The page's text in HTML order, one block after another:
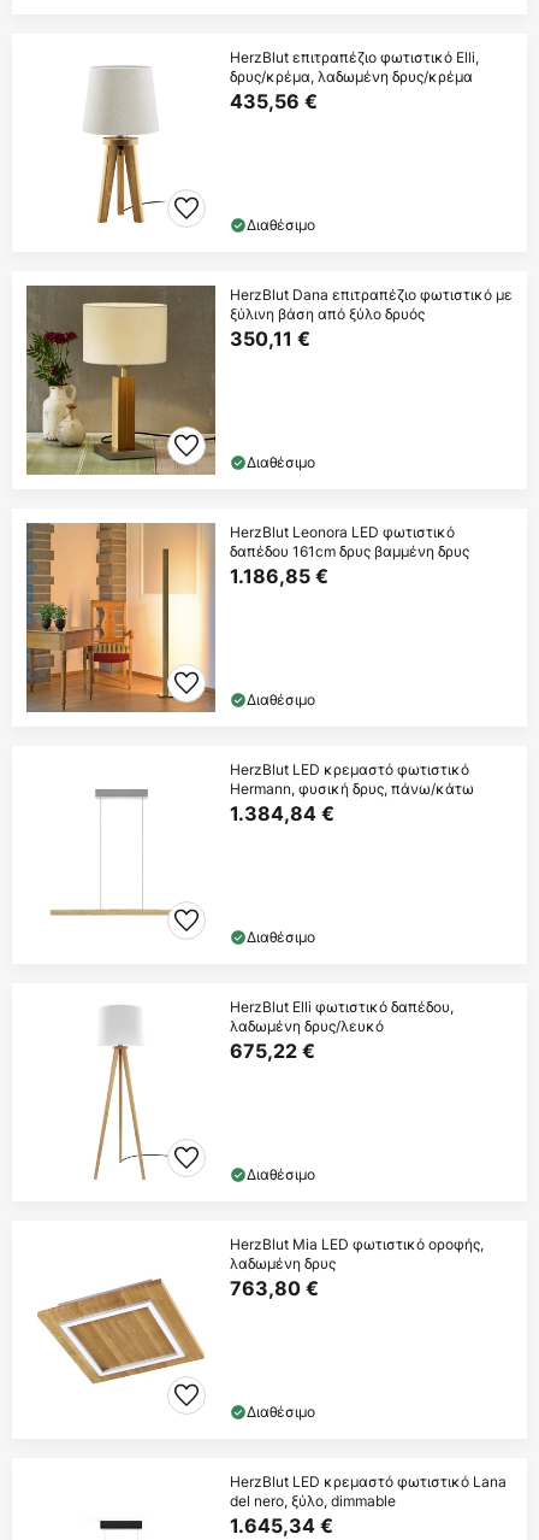
HerzBlut επιτραπέζιο φωτιστικό Elli,
δρυς/κρέμα, λαδωμένη δρυς/κρέμα
435,56 €
Διαθέσιμο
HerzBlut Dana επιτραπέζιο φωτιστικό με
ξύλινη βάση από ξύλο δρυός
350,11 €
Διαθέσιμο
HerzBlut Leonora LED φωτιστικό
δαπέδου 161cm δρυς βαμμένη δρυς
1.186,85 €
Διαθέσιμο
HerzBlut LED κρεμαστό φωτιστικό
Hermann, φυσική δρυς, πάνω/κάτω
1.384,84 €
Διαθέσιμο
HerzBlut Elli φωτιστικό δαπέδου,
λαδωμένη δρυς/λευκό
675,22 €
Διαθέσιμο
HerzBlut Mia LED φωτιστικό οροφής,
λαδωμένη δρυς
763,80 €
Διαθέσιμο
HerzBlut LED κρεμαστό φωτιστικό Lana
del nero, ξύλο, dimmable
1.645,34 €